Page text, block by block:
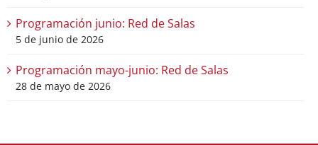
Programación junio: Red de Salas
5 de junio de 2026
Programación mayo-junio: Red de Salas
28 de mayo de 2026